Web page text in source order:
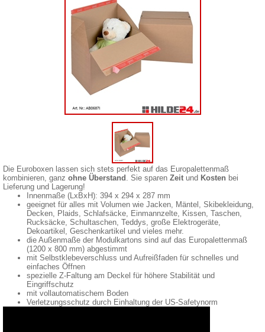
Die Euroboxen lassen sich stets perfekt auf das Europalettenmaß
kombinieren, ganz ohne Überstand . Sie sparen Zeit und Kosten bei
Lieferung und Lagerung!
Innenmaße (LxBxH): 394 x 294 x 287 mm
geeignet für alles mit Volumen wie Jacken, Mäntel, Skibekleidung,
Decken, Plaids, Schlafsäcke, Einmannzelte, Kissen, Taschen,
Rucksäcke, Schultaschen, Teddys, große Elektrogeräte,
Dekoartikel, Geschenkartikel und vieles mehr.
die Außenmaße der Modulkartons sind auf das Europalettenmaß
(1200 x 800 mm) abgestimmt
mit Selbstklebeverschluss und Aufreißfaden für schnelles und
einfaches Öffnen
spezielle Z-Faltung am Deckel für höhere Stabilität und
Eingriffschutz
mit vollautomatischem Boden
Verletzungsschutz durch Einhaltung der US-Safetynorm